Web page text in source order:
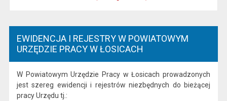
EWIDENCJA I REJESTRY W POWIATOWYM
URZĘDZIE PRACY W ŁOSICACH
W Powiatowym Urzędzie Pracy w Łosicach prowadzonych
jest szereg ewidencji i rejestrów niezbędnych do bieżącej
pracy Urzędu tj.: